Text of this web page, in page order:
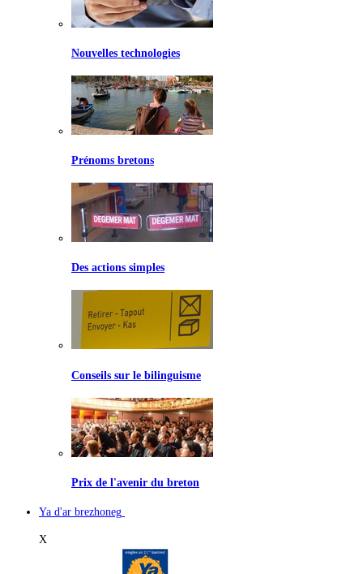
Nouvelles technologies
Prénoms bretons
Des actions simples
Conseils sur le bilinguisme
Prix de l'avenir du breton
Ya d'ar brezhoneg
X